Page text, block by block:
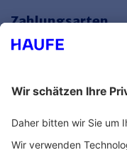
Zahlungsarten